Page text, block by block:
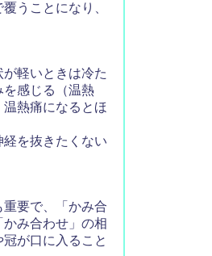
うことになり、
軽いときは冷た
感じる（温熱
熱痛になるとほ
を抜きたくない
要で、「かみ合
み合わせ」の相
が口に入ること